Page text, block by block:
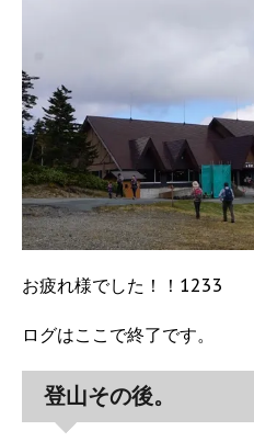
お疲れ様でした！！1233
ログはここで終了です。
登山その後。